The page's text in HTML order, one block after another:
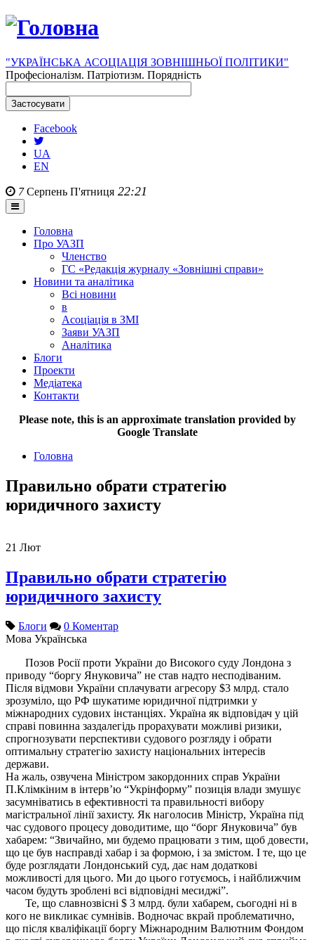
"УКРАЇНСЬКА АСОЦІАЦІЯ ЗОВНІШНЬОЇ ПОЛІТИКИ"
Професіоналізм. Патріотизм. Порядність
Facebook
UA
EN
7Серпень П'ятниця 22:21
Головна
Про УАЗП
Членство
ГС «Редакція журналу «Зовнішні справи»
Новини та аналітика
Всі новини
в
Асоціація в ЗМІ
Заяви УАЗП
Аналітика
Блоги
Проекти
Медіатека
Контакти
Please note, this is an approximate translation provided by
Google Translate
Головна
Правильно обрати стратегію
юридичного захисту
21 Лют
Правильно обрати стратегію
юридичного захисту
Блоги
0 Коментар
Мова Українська
Позов Росії проти України до Високого суду Лондона з
приводу “боргу Януковича” не став надто несподіваним.
Після відмови України сплачувати агресору $3 млрд. стало
зрозуміло, що РФ шукатиме юридичної підтримки у
міжнародних судових інстанціях. Україна як відповідач у цій
справі повинна заздалегідь прорахувати можливі ризики,
спрогнозувати перспективи судового розгляду і обрати
оптимальну стратегію захисту національних інтересів
держави.
На жаль, озвучена Міністром закордонних справ України
П.Клімкіним в інтерв’ю “Укрінформу” позиція влади змушує
засумніватись в ефективності та правильності вибору
магістральної лінії захисту. Як наголосив Міністр, Україна під
час судового процесу доводитиме, що “борг Януковича” був
хабарем: “Звичайно, ми будемо працювати з тим, щоб довести,
що це був насправді хабар і за формою, і за змістом. І те, що це
буде розглядати Лондонський суд, дає нам додаткові
можливості для цього. Ми до цього готуємось, і найближчим
часом будуть зроблені всі відповідні месиджі”.
Те, що славнозвісні $ 3 млрд. були хабарем, сьогодні ні в
кого не викликає сумнівів. Водночас вкрай проблематично,
що після кваліфікації боргу Міжнародним Валютним Фондом